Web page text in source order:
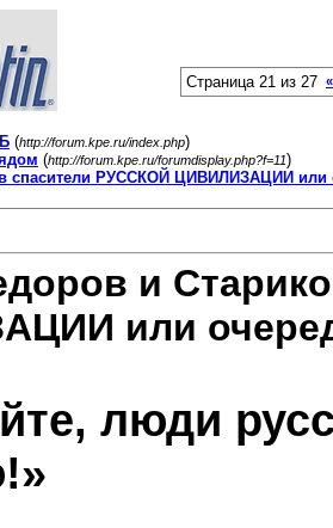
Страница 21 из 27 «
(http://forum.kpe.ru/index.php)
(http://forum.kpe.ru/forumdisplay.php?f=11)
спасители РУССКОЙ ЦИВИЛИЗАЦИИ или
и
или
люди